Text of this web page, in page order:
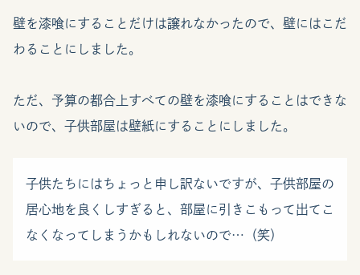
壁を漆喰にすることだけは譲れなかったので、壁にはこだ
わることにしました。
ただ、予算の都合上すべての壁を漆喰にすることはできな
いので、子供部屋は壁紙にすることにしました。
子供たちにはちょっと申し訳ないですが、子供部屋の
居心地を良くしすぎると、部屋に引きこもって出てこ
なくなってしまうかもしれないので…（笑）